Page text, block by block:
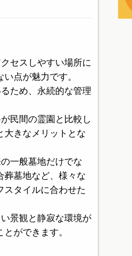
セスしやすい場所に
点が魅力です。
ため、永続的な管理
民間の霊園と比較し
大きなメリットとな
一般墓地だけでな
葬墓地など、様々な
スタイルに合わせた
景観と静寂な環境が
ができます。